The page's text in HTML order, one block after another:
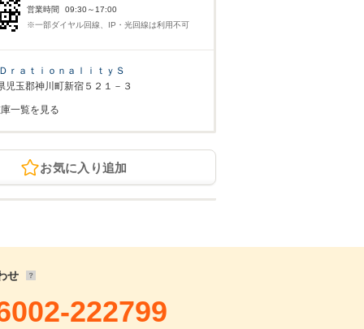
営業時間
09:30～17:00
※一部ダイヤル回線、IP・光回線は利用不可
ＤｒａｔｉｏｎａｌｉｔｙＳ
児玉郡神川町新宿５２１－３
一覧を見る
お気に入り追加
せ
222799